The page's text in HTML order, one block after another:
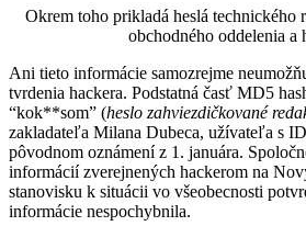
Okrem toho prikladá heslá technického
obchodného oddelenia a
Ani tieto informácie samozrejme
tvrdenia hackera. Podstatná časť MD5
“kok**som” (heslo zahviezdičkované
zakladateľa Milana Dubeca, užívateľa s
pôvodnom oznámení z 1. januára.
informácií zverejnených hackerom na
stanovisku k situácii vo všeobecnosti
informácie nespochybnila.